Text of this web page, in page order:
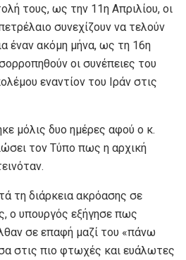
τους, ως την 11η Απριλίου, οι
συνεχίζουν να τελούν
έναν ακόμη μήνα, ως τη 16η
οι συνέπειες του
εναντίον του Ιράν στις
μόλις δυο ημέρες αφού ο κ.
τον Τύπο πως η αρχική
τη διάρκεια ακρόασης σε
ο υπουργός εξήγησε πως
σε επαφή μαζί του «πάνω
στις πιο φτωχές και ευάλωτες